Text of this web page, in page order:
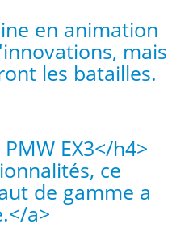
en animation
mais
les batailles.
EX3</h4>
ce
de gamme a
a>